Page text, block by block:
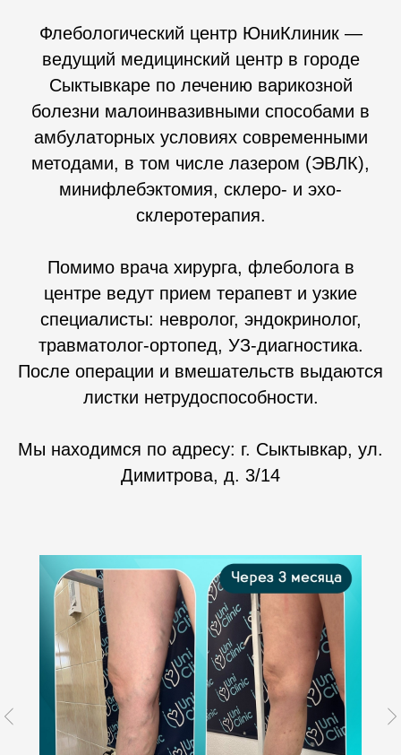
Флебологический центр ЮниКлиник —
ведущий медицинский центр в городе
Сыктывкаре по лечению варикозной
болезни малоинвазивными способами в
амбулаторных условиях современными
методами, в том числе лазером (ЭВЛК),
минифлебэктомия, склеро- и эхо-
склеротерапия.
Помимо врача хирурга, флеболога в
центре ведут прием терапевт и узкие
специалисты: невролог, эндокринолог,
травматолог-ортопед, УЗ-диагностика.
После операции и вмешательств выдаются
листки нетрудоспособности.
Мы находимся по адресу: г. Сыктывкар, ул.
Димитрова, д. 3/14